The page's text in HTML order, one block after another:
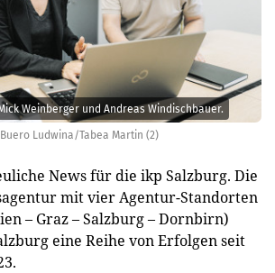
Ludwina/Tabea Martin (2)
Weinberger und Andreas Windischbauer.
News für die ikp Salzburg. Die
mit vier Agentur-Standorten
– Graz – Salzburg – Dornbirn)
eine Reihe von Erfolgen seit